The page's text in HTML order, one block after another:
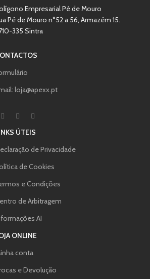
Empresarial Pé de Mouro
Pé de Mouro n°52 a 56, Armazém 15.
335 Sintra
loja@apexx.pt
ÚTEIS
de Privacidade
de Cookies
e Condições
de Arbitragem
AI
ONLINE
conta
e Devolução